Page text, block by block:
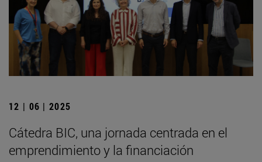
12 | 06 | 2025
Cátedra BIC, una jornada centrada en el
emprendimiento y la financiación